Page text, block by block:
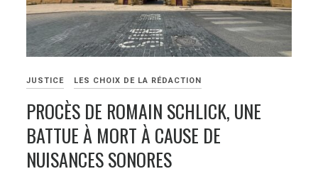
JUSTICE LES CHOIX DE LA RÉDACTION
PROCÈS DE ROMAIN SCHLICK, UNE
BATTUE À MORT À CAUSE DE
NUISANCES SONORES